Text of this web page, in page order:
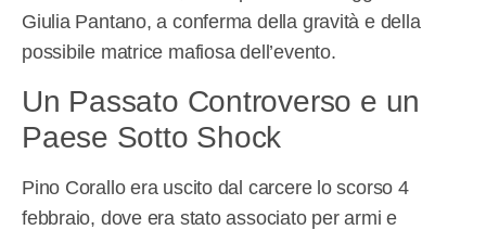
Giulia Pantano, a conferma della gravità e della
possibile matrice mafiosa dell’evento.
Un Passato Controverso e un
Paese Sotto Shock
Pino Corallo era uscito dal carcere lo scorso 4
febbraio, dove era stato associato per armi e